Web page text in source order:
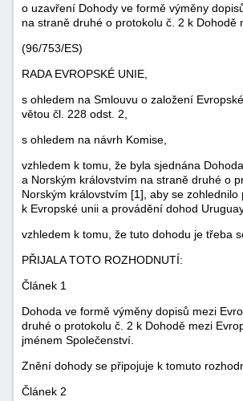
o uzavření Dohody ve formě výměny
na straně druhé o protokolu č. 2 k
(96/753/ES)
RADA EVROPSKÉ UNIE,
s ohledem na Smlouvu o založení
větou čl. 228 odst. 2,
s ohledem na návrh Komise,
vzhledem k tomu, že byla sjednána
a Norským královstvím na straně druhé o
Norským královstvím [1], aby se
k Evropské unii a provádění dohod
vzhledem k tomu, že tuto dohodu je třeba
PŘIJALA TOTO ROZHODNUTÍ:
Článek 1
Dohoda ve formě výměny dopisů mezi
druhé o protokolu č. 2 k Dohodě mezi
jménem Společenství.
Znění dohody se připojuje k tomuto
Článek 2